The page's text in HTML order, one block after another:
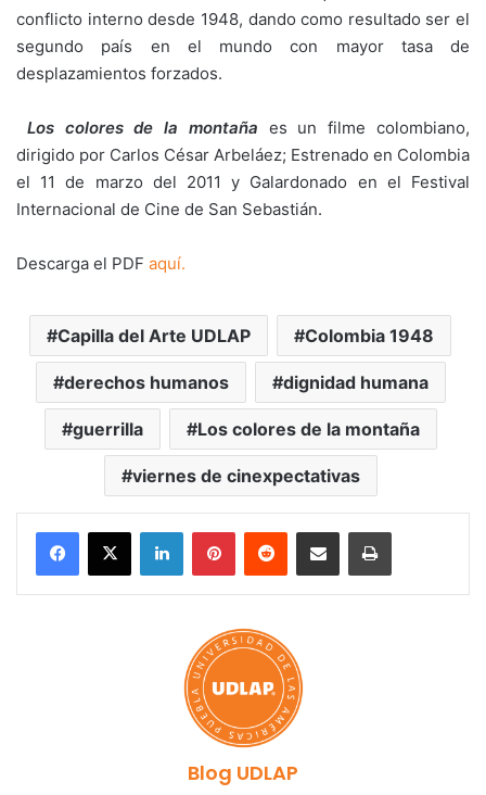
conflicto interno desde 1948, dando como resultado ser el
segundo país en el mundo con mayor tasa de
desplazamientos forzados.
Los colores de la montaña es un filme colombiano,
dirigido por Carlos César Arbeláez; Estrenado en Colombia
el 11 de marzo del 2011 y Galardonado en el Festival
Internacional de Cine de San Sebastián.
Descarga el PDF aquí.
Capilla del Arte UDLAP Colombia 1948
derechos humanos dignidad humana
guerrilla Los colores de la montaña
viernes de cinexpectativas
LinkedInPinterestReddit Share via Email Print
Blog UDLAP